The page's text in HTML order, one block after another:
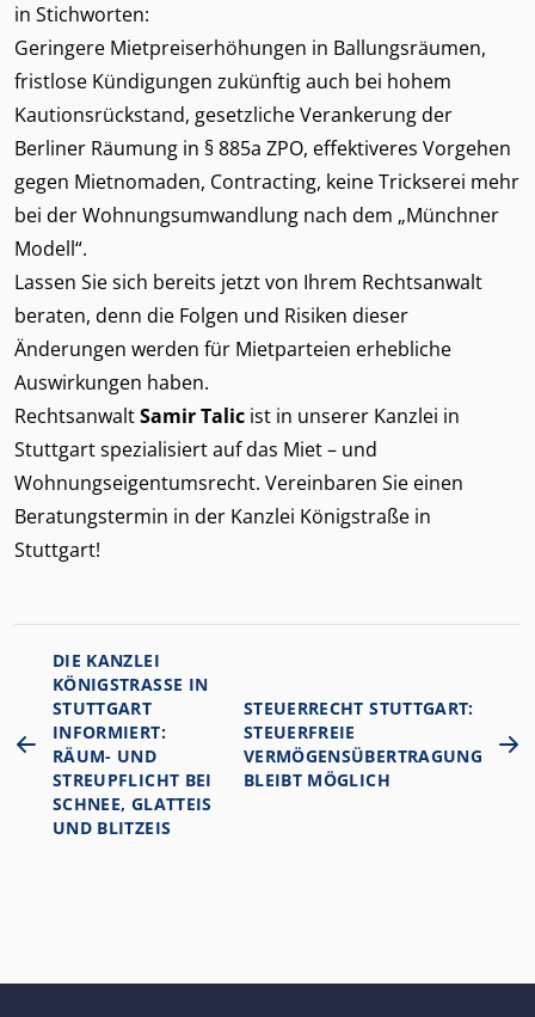
in Stichworten:
Geringere Mietpreiserhöhungen in Ballungsräumen,
fristlose Kündigungen zukünftig auch bei hohem
Kautionsrückstand, gesetzliche Verankerung der
Berliner Räumung in § 885a ZPO, effektiveres Vorgehen
gegen Mietnomaden, Contracting, keine Trickserei mehr
bei der Wohnungsumwandlung nach dem „Münchner
Modell“.
Lassen Sie sich bereits jetzt von Ihrem Rechtsanwalt
beraten, denn die Folgen und Risiken dieser
Änderungen werden für Mietparteien erhebliche
Auswirkungen haben.
RechtsanwaltSamir Talic ist in unserer Kanzlei in
Stuttgart spezialisiert auf das Miet – und
Wohnungseigentumsrecht. Vereinbaren Sie einen
Beratungstermin in der Kanzlei Königstraße in
Stuttgart!
DIE KANZLEI
KÖNIGSTRASSE IN S
TUTTGART I
NFORMIERT:
RÄUM- UND S
TREUPFLICHT BEI S
CHNEE, GLATTEIS U
ND BLITZEIS
STEUERRECHT STUTTGART:
STEUERFREIE
VERMÖGENSÜBERTRAGUNG
BLEIBT MÖGLICH